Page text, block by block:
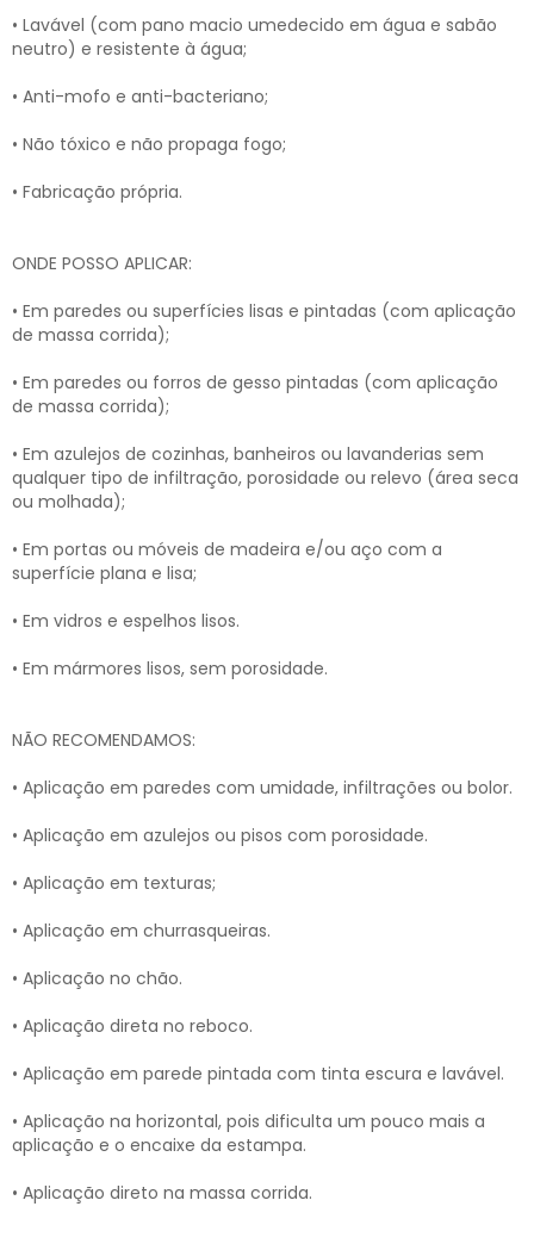
• Lavável (com pano macio umedecido em água e sabão
neutro) e resistente à água;
• Anti-mofo e anti-bacteriano;
• Não tóxico e não propaga fogo;
• Fabricação própria.
ONDE POSSO APLICAR:
• Em paredes ou superfícies lisas e pintadas (com aplicação
de massa corrida);
• Em paredes ou forros de gesso pintadas (com aplicação
de massa corrida);
• Em azulejos de cozinhas, banheiros ou lavanderias sem
qualquer tipo de infiltração, porosidade ou relevo (área seca
ou molhada);
• Em portas ou móveis de madeira e/ou aço com a
superfície plana e lisa;
• Em vidros e espelhos lisos.
• Em mármores lisos, sem porosidade.
NÃO RECOMENDAMOS:
• Aplicação em paredes com umidade, infiltrações ou bolor.
• Aplicação em azulejos ou pisos com porosidade.
• Aplicação em texturas;
• Aplicação em churrasqueiras.
• Aplicação no chão.
• Aplicação direta no reboco.
• Aplicação em parede pintada com tinta escura e lavável.
• Aplicação na horizontal, pois dificulta um pouco mais a
aplicação e o encaixe da estampa.
• Aplicação direto na massa corrida.